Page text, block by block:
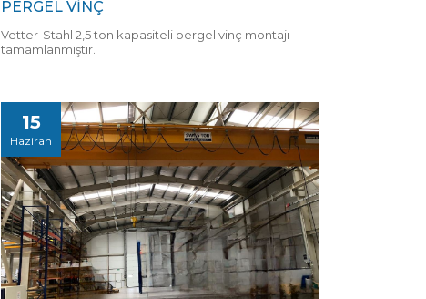
PERGEL VİNÇ
Vetter-Stahl 2,5 ton kapasiteli pergel vinç montajı
tamamlanmıştır.
15
Haziran